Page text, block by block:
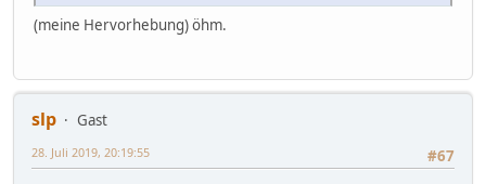
(meine Hervorhebung) öhm.
slp
Gast
#67
28. Juli 2019, 20:19:55